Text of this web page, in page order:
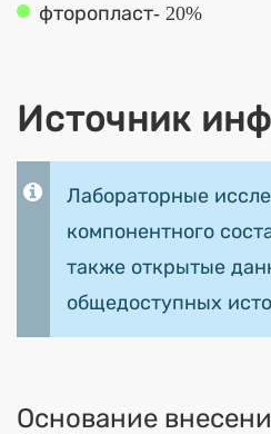
фторопласт- 20%
Источник
Лабораторные
компонентного
также открытые
общедоступных
Основание